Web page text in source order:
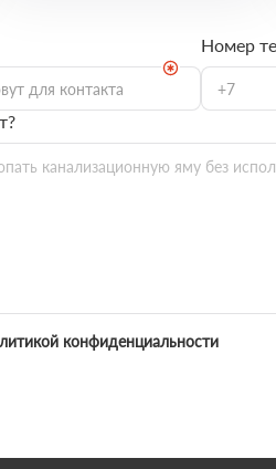
Номер
конфиденциальности